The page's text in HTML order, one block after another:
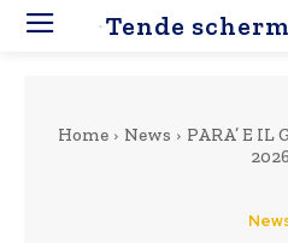
Tende
Home News
PARA’ E IL
2026